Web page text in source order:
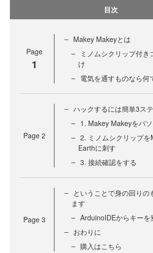
目次
Page
1
Makey Makeyとは
ミノムシクリップ付き
け
電気を通すものなら何
Page 2
ハックするには簡単3ス
1. Makey Makeyをパ
2. ミノムシクリップ
Earthに刺す
3. 接続確認をする
Page 3
ということで身の回りの
ます
ArduinoIDEからキーを
おわりに
購入はこちら